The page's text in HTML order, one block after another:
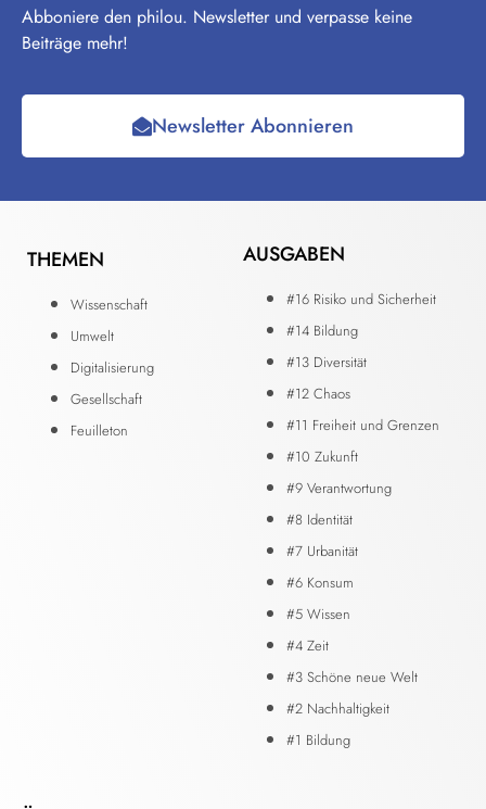
Abboniere den philou. Newsletter und verpasse keine
Beiträge mehr!
Newsletter Abonnieren
THEMEN
Wissenschaft
Umwelt
Digitalisierung
Gesellschaft
Feuilleton
AUSGABEN
#16 Risiko und Sicherheit
#14 Bildung
#13 Diversität
#12 Chaos
#11 Freiheit und Grenzen
#10 Zukunft
#9 Verantwortung
#8 Identität
#7 Urbanität
#6 Konsum
#5 Wissen
#4 Zeit
#3 Schöne neue Welt
#2 Nachhaltigkeit
#1 Bildung